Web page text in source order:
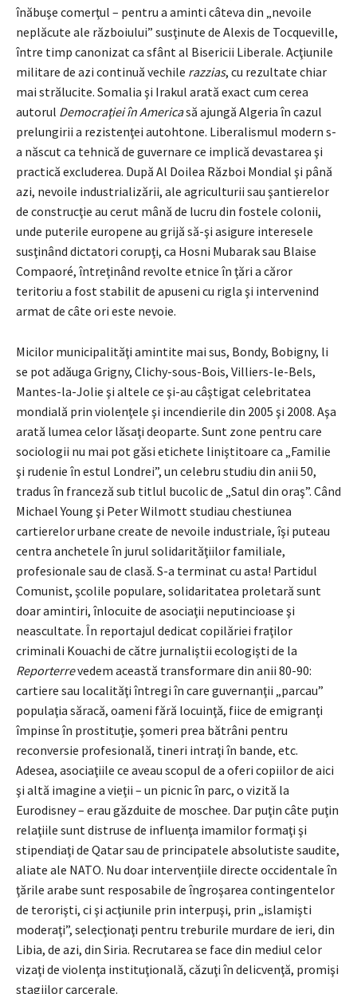
înăbuşe comerţul – pentru a aminti câteva din „nevoile
neplăcute ale războiului” susţinute de Alexis de Tocqueville,
între timp canonizat ca sfânt al Bisericii Liberale. Acţiunile
militare de azi continuă vechile razzias, cu rezultate chiar
mai strălucite. Somalia şi Irakul arată exact cum cerea
autorul Democraţiei în Americasă ajungă Algeria în cazul
prelungirii a rezistenţei autohtone. Liberalismul modern s-
a născut ca tehnică de guvernare ce implică devastarea şi
practică excluderea. După Al Doilea Război Mondial şi până
azi, nevoile industrializării, ale agriculturii sau şantierelor
de construcţie au cerut mână de lucru din fostele colonii,
unde puterile europene au grijă să-şi asigure interesele
susţinând dictatori corupţi, ca Hosni Mubarak sau Blaise
Compaoré, întreţinând revolte etnice în ţări a căror
teritoriu a fost stabilit de apuseni cu rigla şi intervenind
armat de câte ori este nevoie.
Micilor municipalităţi amintite mai sus, Bondy, Bobigny, li
se pot adăuga Grigny, Clichy-sous-Bois, Villiers-le-Bels,
Mantes-la-Jolie şi altele ce şi-au câştigat celebritatea
mondială prin violenţele şi incendierile din 2005 şi 2008. Aşa
arată lumea celor lăsaţi deoparte. Sunt zone pentru care
sociologii nu mai pot găsi etichete liniştitoare ca „Familie
şi rudenie în estul Londrei”, un celebru studiu din anii 50,
tradus în franceză sub titlul bucolic de „Satul din oraş”. Când
Michael Young şi Peter Wilmott studiau chestiunea
cartierelor urbane create de nevoile industriale, îşi puteau
centra anchetele în jurul solidarităţiilor familiale,
profesionale sau de clasă. S-a terminat cu asta! Partidul
Comunist, şcolile populare, solidaritatea proletară sunt
doar amintiri, înlocuite de asociaţii neputincioase şi
neascultate. În reportajul dedicat copilăriei fraţilor
criminali Kouachi de către jurnaliştii ecologişti de la
Reporterrevedem această transformare din anii 80-90:
cartiere sau localităţi întregi în care guvernanţii „parcau”
populaţia săracă, oameni fără locuinţă, fiice de emigranţi
împinse în prostituţie, şomeri prea bătrâni pentru
reconversie profesională, tineri intraţi în bande, etc.
Adesea, asociaţiile ce aveau scopul de a oferi copiilor de aici
şi altă imagine a vieţii – un picnic în parc, o vizită la
Eurodisney – erau găzduite de moschee. Dar puţin câte puţin
relaţiile sunt distruse de influenţa imamilor formaţi şi
stipendiaţi de Qatar sau de principatele absolutiste saudite,
aliate ale NATO. Nu doar intervenţiile directe occidentale în
ţările arabe sunt resposabile de îngroşarea contingentelor
de terorişti, ci şi acţiunile prin interpuşi, prin „islamişti
moderaţi”, selecţionaţi pentru treburile murdare de ieri, din
Libia, de azi, din Siria. Recrutarea se face din mediul celor
vizaţi de violenţa instituţională, căzuţi în delicvenţă, promişi
stagiilor carcerale.